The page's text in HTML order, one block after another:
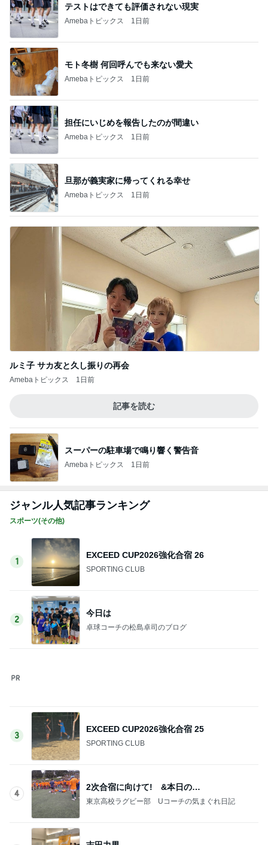
テストはできても評価されない現実
Amebaトピックス 1日前
モト冬樹 何回呼んでも来ない愛犬
Amebaトピックス 1日前
担任にいじめを報告したのが間違い
Amebaトピックス 1日前
旦那が義実家に帰ってくれる幸せ
Amebaトピックス 1日前
ルミ子 サカ友と久し振りの再会
Amebaトピックス 1日前
記事を読む
スーパーの駐車場で鳴り響く警告音
Amebaトピックス 1日前
ジャンル人気記事ランキング
スポーツ(その他)
1
EXCEED CUP2026強化合宿 26
SPORTING CLUB
2
今日は
卓球コーチの松島卓司のブログ
3
4
2次合宿に向けて! &本日の…
東京高校ラグビー部 Uコーチの気まぐれ日記
5
吉田力男
愛媛県障害者フライングディスク協会
このジャンルの記事をもっと見る